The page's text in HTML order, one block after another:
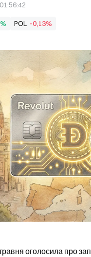
POL -0,13%
оголосила про